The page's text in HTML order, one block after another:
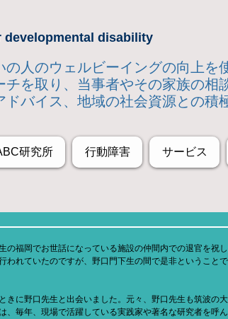
developmental disability
人のウェルビーイングの向上を
を取り 、当事者やその家族の相
バイス、地域の社会資源との積
研究所 行動障害 サービス
の福岡でお世話になっている施設の仲間内での退官を祝
われていたのですが、野口門下生の間で是非ということ
きに野口先生と出会いました。元々、野口先生も筑波の
、毎年、現場で活躍している実践家や著名な研究者を呼